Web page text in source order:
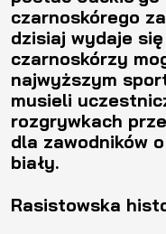
czarnoskórego
dzisiaj wydaje
czarnoskórzy
najwyższym
musieli
rozgrywkach
dla zawodników
biały.
Rasistowska